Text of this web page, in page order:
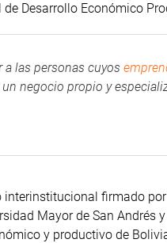
Desarrollo Económico
las personas cuyos
negocio propio y
firmado
Mayor de San Andrés
y productivo de